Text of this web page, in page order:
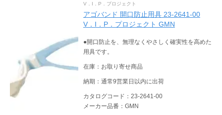
V．I．P．プロジェクト
アゴバンド 開口防止用具 23-2641-00
V．I．P．プロジェクト GMN
●開口防止を、無理なくやさしく確実性を高めた
用具です。
在庫：お取り寄せ商品
納期：通常9営業日以内に出荷
カタログコード：23-2641-00
メーカー品番：GMN